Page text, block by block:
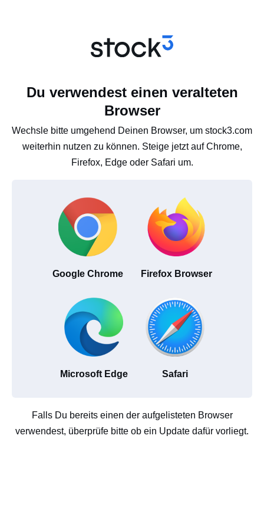
Du verwendest einen veralteten
Browser
Wechsle bitte umgehend Deinen Browser, um stock3.com
weiterhin nutzen zu können. Steige jetzt auf Chrome,
Firefox, Edge oder Safari um.
Google Chrome Firefox Browser
Microsoft Edge Safari
Falls Du bereits einen der aufgelisteten Browser
verwendest, überprüfe bitte ob ein Update dafür vorliegt.